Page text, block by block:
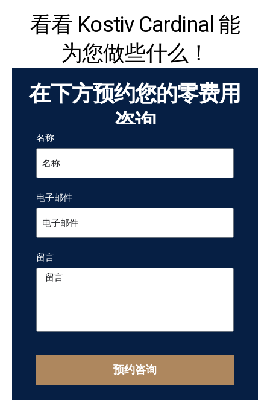
看看 Kostiv Cardinal 能
为您做些什么！
在下方预约您的零费用
咨询
名称
电子邮件
留言
预约咨询